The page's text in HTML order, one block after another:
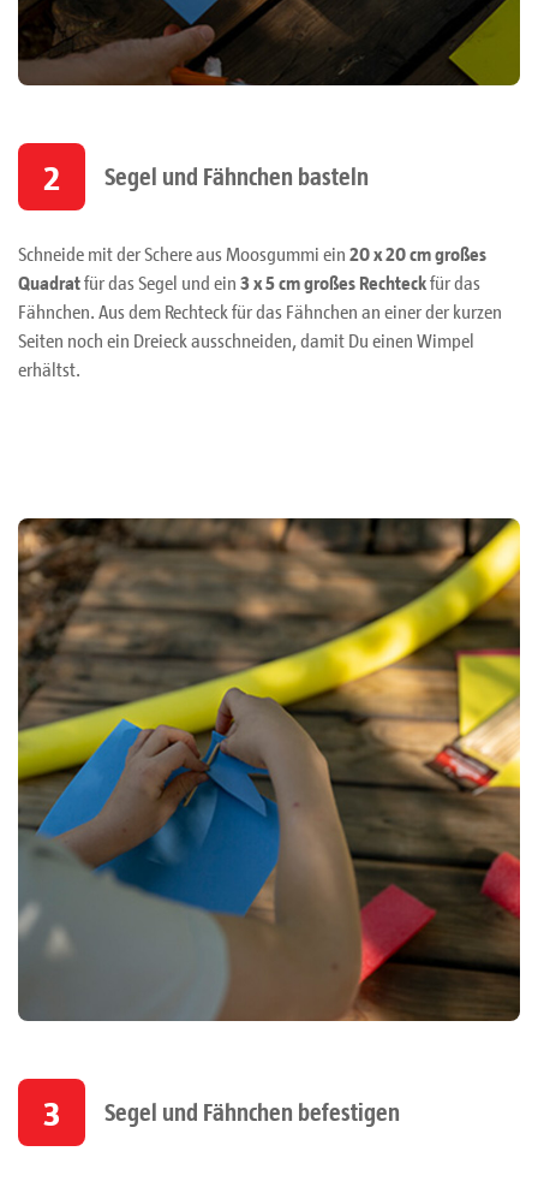
2 Segel und Fähnchen basteln
Schneide mit der Schere aus Moosgummi ein 20 x 20 cm großes
Quadratfür das Segel und ein 3 x 5 cm großes Rechteckfür das
Fähnchen. Aus dem Rechteck für das Fähnchen an einer der kurzen
Seiten noch ein Dreieck ausschneiden, damit Du einen Wimpel
erhältst.
3 Segel und Fähnchen befestigen